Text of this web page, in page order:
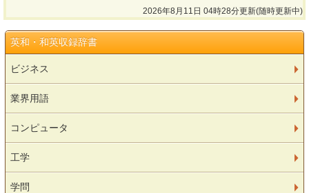
2026年8月11日 04時28分更新(随時更新中)
英和・和英収録辞書
ビジネス
業界用語
コンピュータ
工学
学問